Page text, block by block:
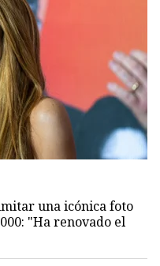
una icónica foto
"Ha renovado el